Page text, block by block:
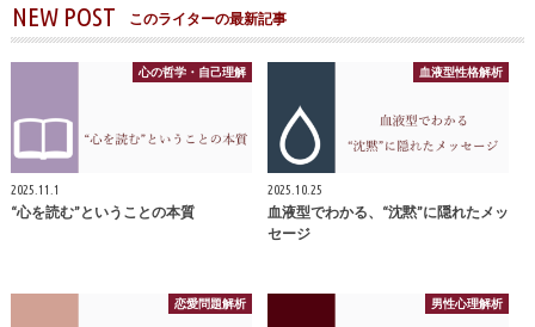
NEW POST このライターの最新記事
心の哲学・自己理解
2025.11.1
“心を読む”ということの本質
血液型性格解析
2025.10.25
血液型でわかる、“沈黙”に隠れたメッ
セージ
恋愛問題解析 男性心理解析